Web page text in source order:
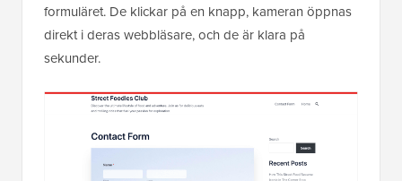
formuläret. De klickar på en knapp, kameran öppnas
direkt i deras webbläsare, och de är klara på
sekunder.